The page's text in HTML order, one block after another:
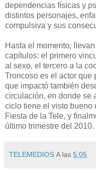
dependencias físicas y
distintos personajes,
compulsiva y sus
Hasta el momento,
capítulos: el primero
al sexo, el tercero a la
Troncoso es el actor que
que impactó también
circulación, en donde se
ciclo tiene el visto bueno
Fiesta de la Tele, y
último trimestre del 2010.
TELEMEDIOS A las 5:05